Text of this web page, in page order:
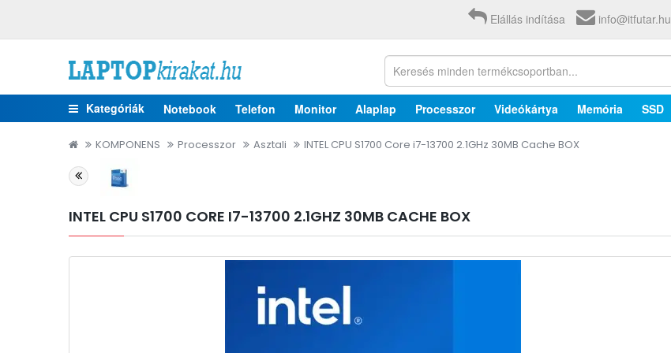
Elállás indítása info@itfutar.hu
Kategóriák Notebook Telefon Monitor Alaplap Processzor Videókártya Memória SSD
KOMPONENS Processzor Asztali INTEL CPU S1700 Core i7-13700 2.1GHz 30MB Cache BOX
INTEL CPU S1700 CORE I7-13700 2.1GHZ 30MB CACHE BOX